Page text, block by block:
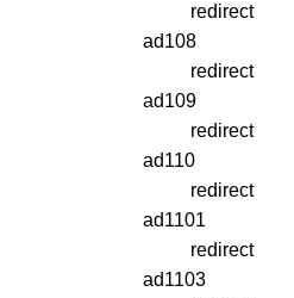
redirect
ad108
redirect
ad109
redirect
ad110
redirect
ad1101
redirect
ad1103